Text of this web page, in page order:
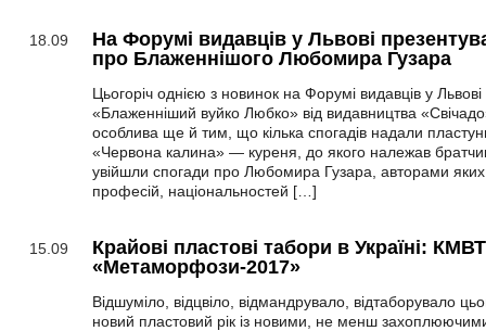
18.09
На Форумі видавців у Львові
про Блаженнішого Любомира Гузара
Цьогоріч однією з новинок на Форумі видавців у Львові
«Блаженніший вуйко Любко» від видавництва
особлива ще й тим, що кілька спогадів надали
«Червона калина» — куреня, до якого належав
увійшли спогади про Любомира Гузара, авторами яких
професій, національностей […]
15.09
Крайові пластові табори в Україні: КМВТ
«Метаморфози-2017»
Відшуміло, відцвіло, відмандрувало, відтаборувало
новий пластовий рік із новими, не менш